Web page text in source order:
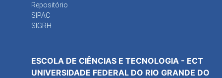
Repositório
SIPAC
SIGRH
ESCOLA DE CIÊNCIAS E TECNOLOGIA - ECT
UNIVERSIDADE FEDERAL DO RIO GRANDE DO